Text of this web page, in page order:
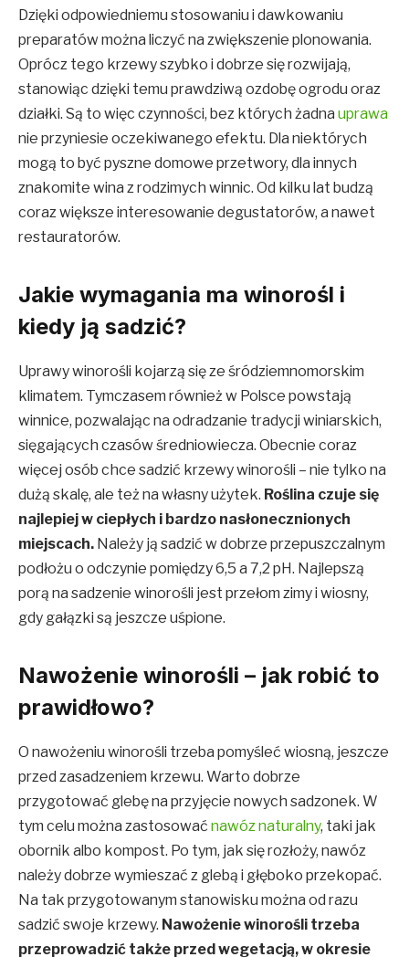
Dzięki odpowiedniemu stosowaniu i dawkowaniu
preparatów można liczyć na zwiększenie plonowania.
Oprócz tego krzewy szybko i dobrze się rozwijają,
stanowiąc dzięki temu prawdziwą ozdobę ogrodu oraz
działki. Są to więc czynności, bez których żadna uprawa
nie przyniesie oczekiwanego efektu. Dla niektórych
mogą to być pyszne domowe przetwory, dla innych
znakomite wina z rodzimych winnic. Od kilku lat budzą
coraz większe interesowanie degustatorów, a nawet
restauratorów.
Jakie wymagania ma winorośl i
kiedy ją sadzić?
Uprawy winorośli kojarzą się ze śródziemnomorskim
klimatem. Tymczasem również w Polsce powstają
winnice, pozwalając na odradzanie tradycji winiarskich,
sięgających czasów średniowiecza. Obecnie coraz
więcej osób chce sadzić krzewy winorośli – nie tylko na
dużą skalę, ale też na własny użytek. Roślina czuje się
najlepiej w ciepłych i bardzo nasłonecznionych
miejscach. Należy ją sadzić w dobrze przepuszczalnym
podłożu o odczynie pomiędzy 6,5 a 7,2 pH. Najlepszą
porą na sadzenie winorośli jest przełom zimy i wiosny,
gdy gałązki są jeszcze uśpione.
Nawożenie winorośli – jak robić to
prawidłowo?
O nawożeniu winorośli trzeba pomyśleć wiosną, jeszcze
przed zasadzeniem krzewu. Warto dobrze
przygotować glebę na przyjęcie nowych sadzonek. W
tym celu można zastosować nawóz naturalny, taki jak
obornik albo kompost. Po tym, jak się rozłoży, nawóz
należy dobrze wymieszać z glebą i głęboko przekopać.
Na tak przygotowanym stanowisku można od razu
sadzić swoje krzewy. Nawożenie winorośli trzeba
przeprowadzić także przed wegetacją, w okresie